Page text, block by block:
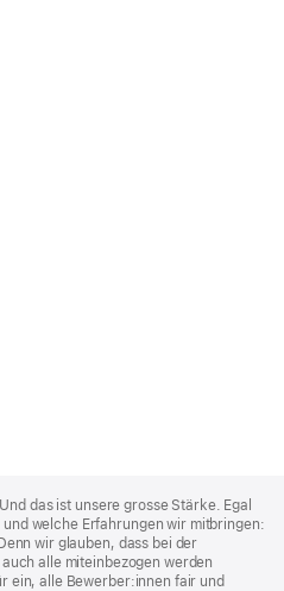
das ist unsere grosse Stärke. Egal
welche Erfahrungen wir mitbringen:
wir glauben, dass bei der
alle miteinbezogen werden
ein, alle Bewerber:innen fair und